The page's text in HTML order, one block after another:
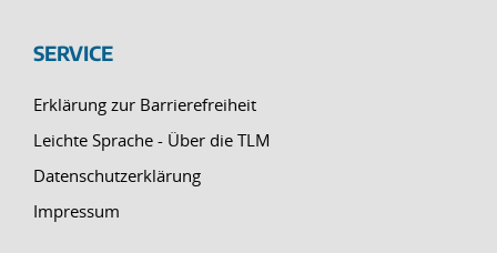
SERVICE
Erklärung zur Barrierefreiheit
Leichte Sprache - Über die TLM
Datenschutzerklärung
Impressum